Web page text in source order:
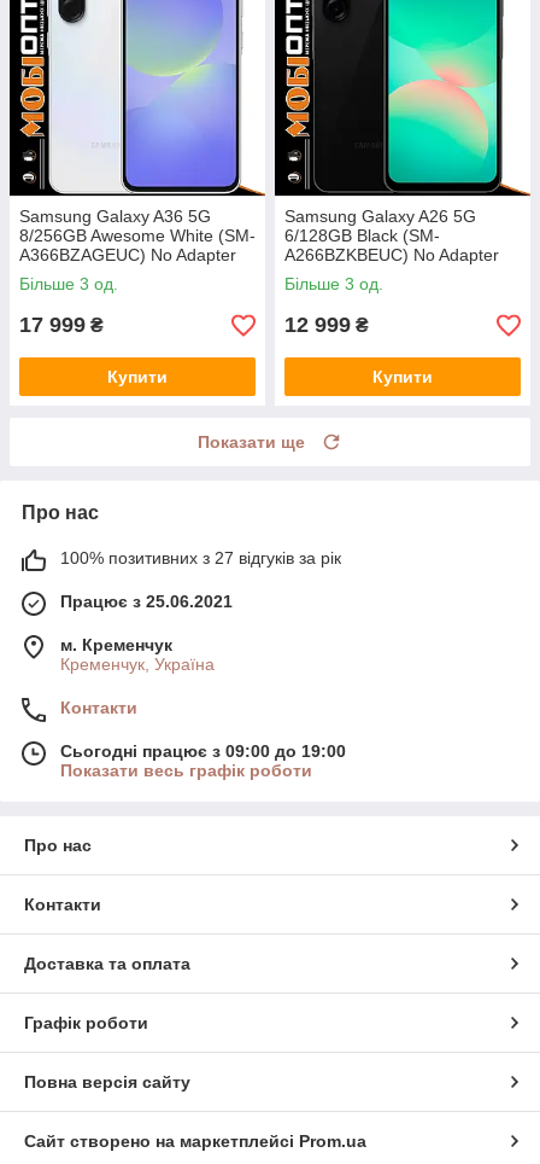
Samsung Galaxy A36 5G
8/256GB Awesome White (SM-
A366BZAGEUC) No Adapter
UA UCRF
Більше 3 од.
17 999 ₴
Купити
Samsung Galaxy A26 5G
6/128GB Black (SM-
A266BZKBEUC) No Adapter
UA UCRF
Більше 3 од.
12 999 ₴
Купити
Показати ще
Про нас
100% позитивних з 27 відгуків за рік
Працює з 25.06.2021
м. Кременчук
Кременчук, Україна
Контакти
Сьогодні працює з 09:00 до 19:00
Показати весь графік роботи
Про нас
Контакти
Доставка та оплата
Графік роботи
Повна версія сайту
Сайт створено на маркетплейсі Prom.ua